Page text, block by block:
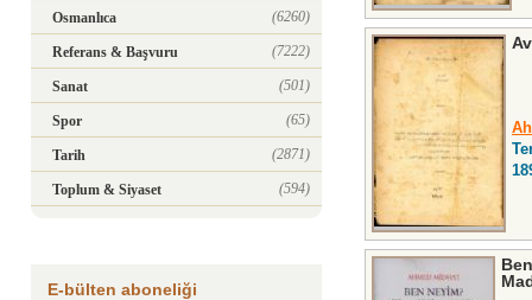
Osmanlıca (6260)
Referans & Başvuru (7222)
Sanat (501)
Spor (65)
Tarih (2871)
Toplum & Siyaset (594)
E-bülten aboneliği